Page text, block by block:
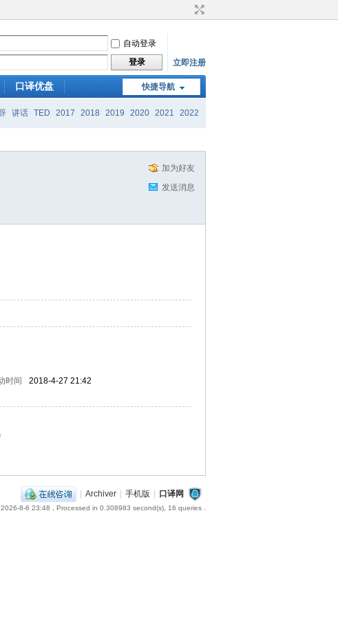
自动登录
登录 立即注册
快捷导航
口译优盘
讲话 TED 2017 2018 2019 2020 2021 2022
加为好友
发送消息
时间
2018-4-27 21:42
| Archiver | 手机版 | 口译网
8-6 23:48 , Processed in 0.308983 second(s), 16 queries .